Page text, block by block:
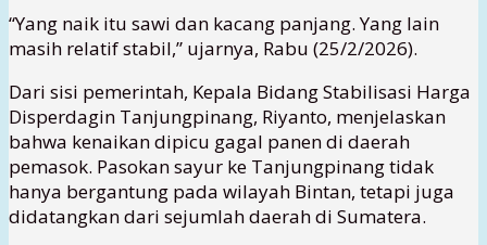
“Yang naik itu sawi dan kacang panjang. Yang lain
masih relatif stabil,” ujarnya, Rabu (25/2/2026).
Dari sisi pemerintah, Kepala Bidang Stabilisasi Harga
Disperdagin Tanjungpinang, Riyanto, menjelaskan
bahwa kenaikan dipicu gagal panen di daerah
pemasok. Pasokan sayur ke Tanjungpinang tidak
hanya bergantung pada wilayah Bintan, tetapi juga
didatangkan dari sejumlah daerah di Sumatera.